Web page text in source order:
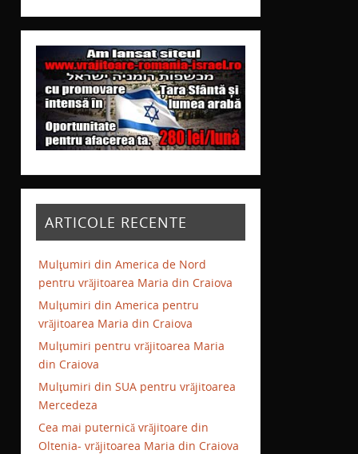
ARTICOLE RECENTE
Mulţumiri din America de Nord
pentru vrăjitoarea Maria din Craiova
Mulţumiri din America pentru
vrăjitoarea Maria din Craiova
Mulţumiri pentru vrăjitoarea Maria
din Craiova
Mulţumiri din SUA pentru vrăjitoarea
Mercedeza
Cea mai puternică vrăjitoare din
Oltenia- vrăjitoarea Maria din Craiova